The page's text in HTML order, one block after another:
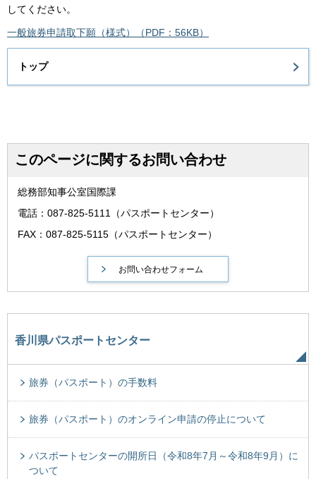
してください。
一般旅券申請取下願（様式）（PDF：56KB）
トップ
このページに関するお問い合わせ
総務部知事公室国際課
電話：087-825-5111（パスポートセンター）
FAX：087-825-5115（パスポートセンター）
香川県パスポートセンター
旅券（パスポート）の手数料
旅券（パスポート）のオンライン申請の停止について
パスポートセンターの開所日（令和8年7月～令和8年9月）に
ついて